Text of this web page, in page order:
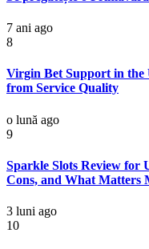
7 ani ago
8
Virgin Bet Support in the
from Service Quality
o lună ago
9
Sparkle Slots Review for
Cons, and What Matters
3 luni ago
10